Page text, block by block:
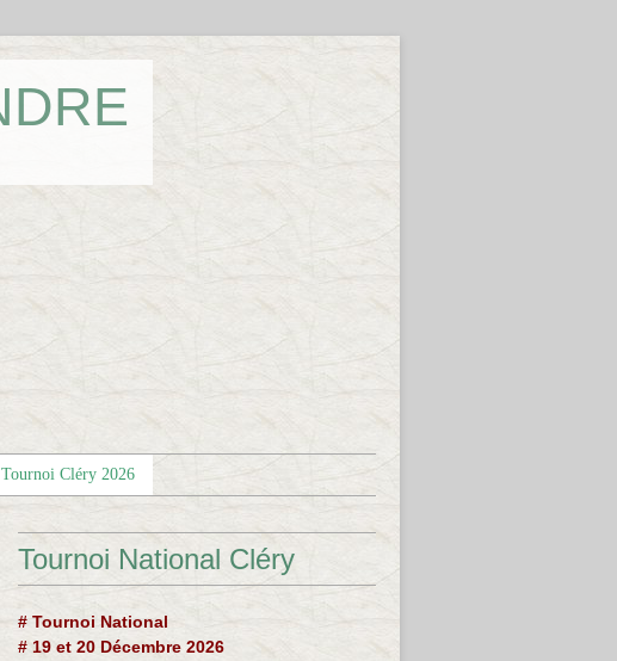
Tournoi Cléry 2026
Tournoi National Cléry
# Tournoi National
# 19 et 20 Décembre 2026